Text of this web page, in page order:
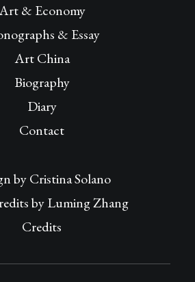
& Economy
& Essay
Art China
Biography
Diary
Contact
byCristina Solano
by Luming Zhang
Credits